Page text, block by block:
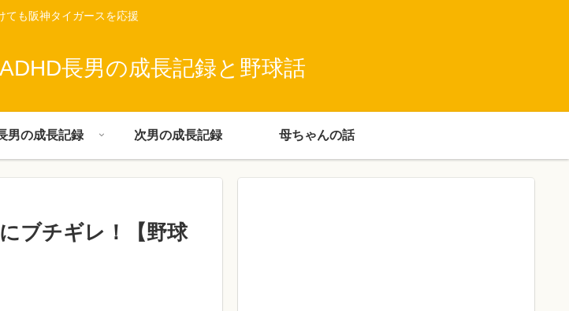
ても阪神タイガースを応援
長男の成長記録と野球話
男の成長記録 次男の成長記録 母ちゃんの話
ブチギレ！【野球